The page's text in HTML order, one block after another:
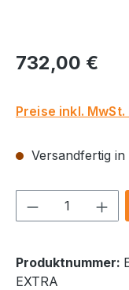
Regulärer Preis:
732,00 €
Preise inkl.
Versandfertig in
Produkt
Produktnummer:
EXTRA